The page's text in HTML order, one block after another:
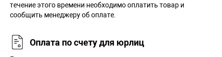
течение этого времени необходимо оплатить товар и
сообщить менеджеру об оплате.
Оплата по счету для юрлиц